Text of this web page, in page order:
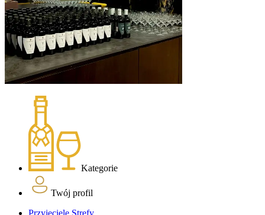
Kategorie
Twój profil
Przyjeciele Strefy